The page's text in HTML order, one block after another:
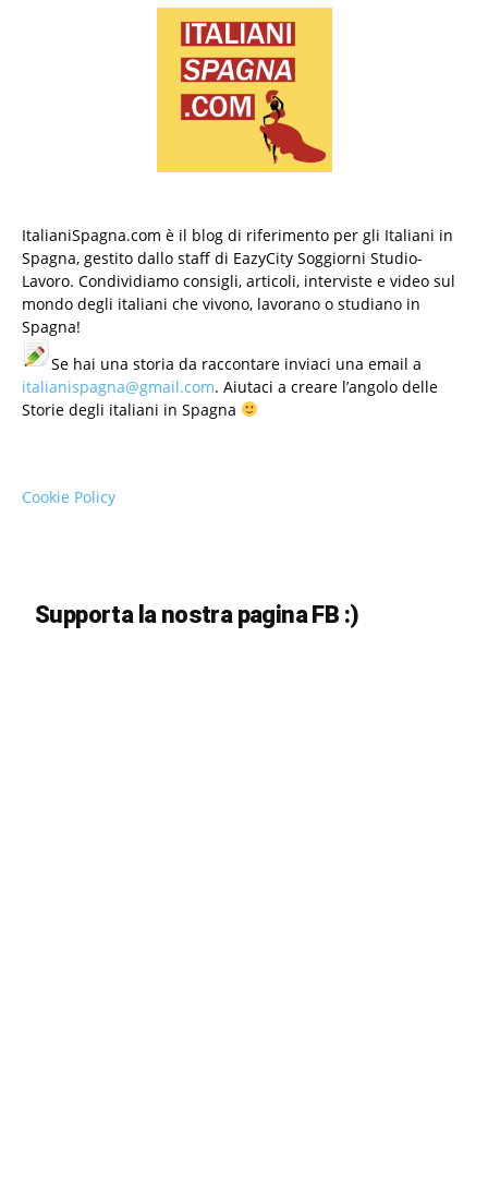
ItalianiSpagna.com è il blog di riferimento per gli Italiani in
Spagna, gestito dallo staff di EazyCity Soggiorni Studio-
Lavoro. Condividiamo consigli, articoli, interviste e video sul
mondo degli italiani che vivono, lavorano o studiano in
Spagna!
Se hai una storia da raccontare inviaci una email a
italianispagna@gmail.com. Aiutaci a creare l’angolo delle
Storie degli italiani in Spagna
Cookie Policy
Supporta la nostra pagina FB :)